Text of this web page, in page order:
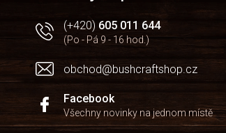
(+420) 605 011 644
(Po - Pá 9 - 16 hod.)
obchod@bushcraftshop.cz
Facebook
Všechny novinky na jednom místě